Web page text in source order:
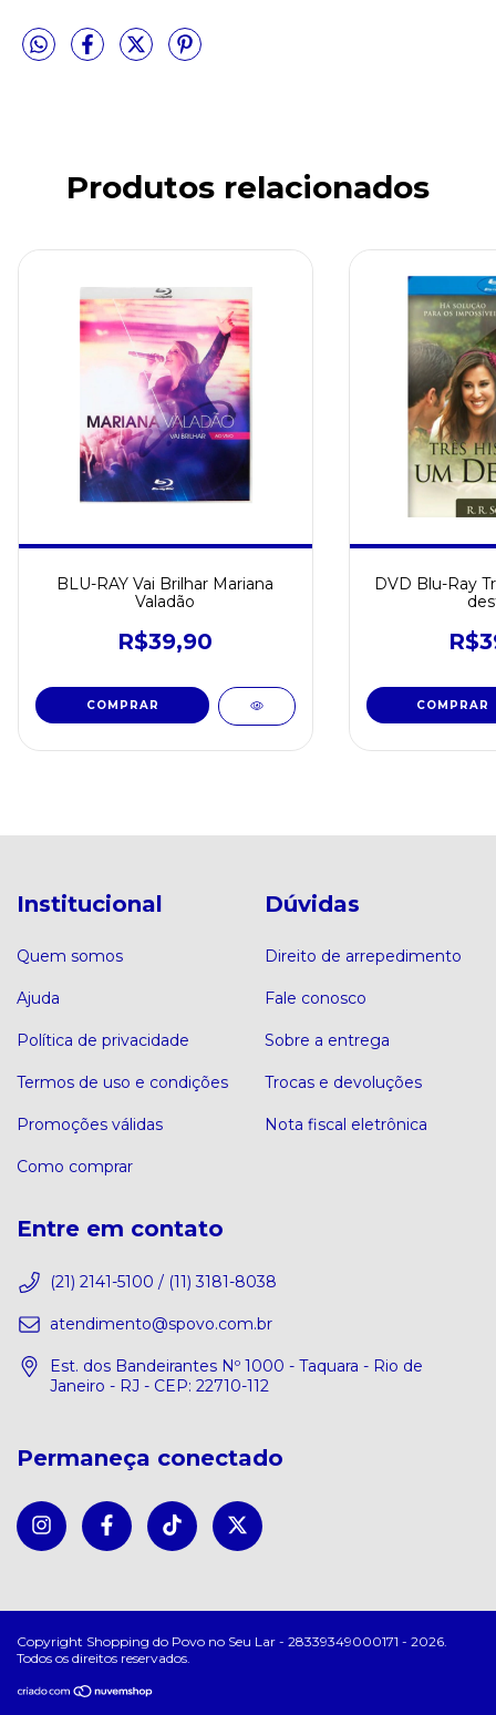
Produtos relacionados
BLU-RAY Vai Brilhar Mariana
Valadão
R$39,90
DVD Blu-Ray
Institucional
Quem somos
Ajuda
Política de privacidade
Termos de uso e condições
Promoções válidas
Como comprar
Dúvidas
Direito de arrepedimento
Fale conosco
Sobre a entrega
Trocas e devoluções
Nota fiscal eletrônica
Entre em contato
(21) 2141-5100 / (11) 3181-8038
atendimento@spovo.com.br
Est. dos Bandeirantes Nº 1000 - Taquara - Rio de
Janeiro - RJ - CEP: 22710-112
Permaneça conectado
Copyright Shopping do Povo no Seu Lar - 28339349000171 - 2026.
Todos os direitos reservados.